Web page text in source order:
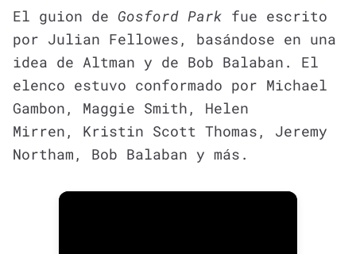
El guion de Gosford Park fue escrito
por Julian Fellowes, basándose en una
idea de Altman y de Bob Balaban. El
elenco estuvo conformado por Michael
Gambon, Maggie Smith, Helen
Mirren, Kristin Scott Thomas, Jeremy
Northam, Bob Balaban y más.